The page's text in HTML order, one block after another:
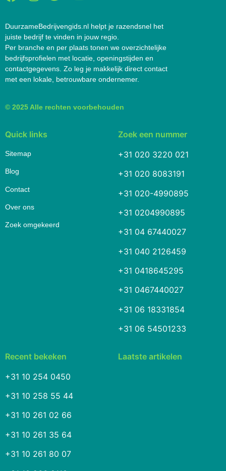
DuurzameBedrijvengids.nl helpt je razendsnel het
juiste bedrijf te vinden in jouw regio.
Per branche en per plaats tonen we overzichtelijke
bedrijfsprofielen met locatie, openingstijden en
contactgegevens. Zo leg je makkelijk direct contact
met een lokale, betrouwbare ondernemer.
© 2025 Alle rechten voorbehouden
Quick links
Sitemap
Blog
Contact
Over ons
Zoek omgekeerd
Zoek een nummer
+31 020 3220 021
+31 020 8083191
+31 020-4990895
+31 0204990895
+31 04 67440027
+31 040 2126459
+31 0418645295
+31 0467440027
+31 06 18331854
+31 06 54501233
Recent bekeken
+31 10 254 0450
+31 10 258 55 44
+31 10 261 02 66
+31 10 261 35 64
+31 10 261 80 07
Laatste artikelen